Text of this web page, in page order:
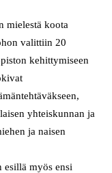
mielestä koota
valittiin 20
kehittymiseen
yhteiskunnan ja
ja naisen
myös ensi